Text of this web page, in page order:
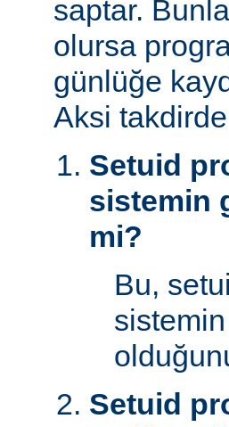
saptar.
olursa
günlüğe
Aksi
Setuid
sistemin
mi?
Bu,
sistemin
Setuid